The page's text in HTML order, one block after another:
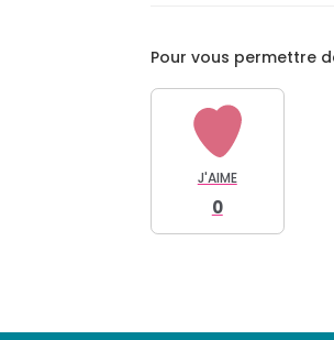
Pour vous permettre
J'AIME
0